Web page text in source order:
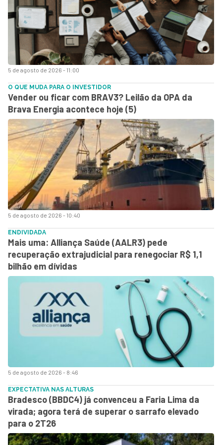
5 de agosto de 2026 - 11:00
5 de agosto de 2026 - 10:40
O QUE MUDA PARA O INVESTIDOR
Vender ou ficar com BRAV3? Leilão da OPA da
Brava Energia acontece hoje (5)
5 de agosto de 2026 - 8:46
ENDIVIDADA
Mais uma: Alliança Saúde (AALR3) pede
recuperação extrajudicial para renegociar R$ 1,1
bilhão em dívidas
EXPECTATIVA NAS ALTURAS
Bradesco (BBDC4) já convenceu a Faria Lima da
virada; agora terá de superar o sarrafo elevado
para o 2T26